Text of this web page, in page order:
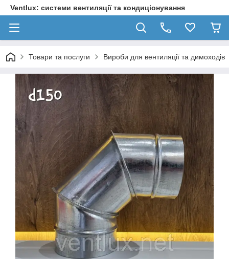
Ventlux: системи вентиляції та кондиціонування
Товари та послуги Вироби для вентиляції та димоходів